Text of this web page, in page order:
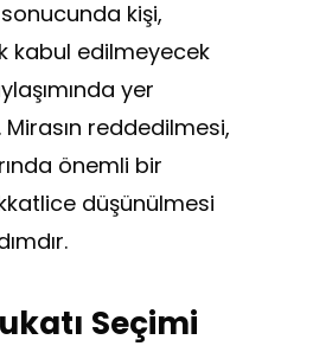
kişi,
kabul edilmeyecek
yer
reddedilmesi,
önemli bir
düşünülmesi
Seçimi